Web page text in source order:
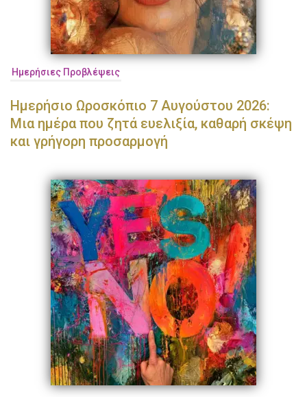
Ημερήσιες Προβλέψεις
Ημερήσιο Ωροσκόπιο 7 Αυγούστου 2026:
Μια ημέρα που ζητά ευελιξία, καθαρή σκέψη
και γρήγορη προσαρμογή